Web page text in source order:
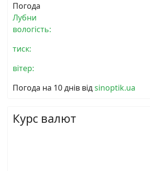
Погода
Лубни
вологість:
тиск:
вітер:
Погода на 10 днів відsinoptik.ua
Курс валют